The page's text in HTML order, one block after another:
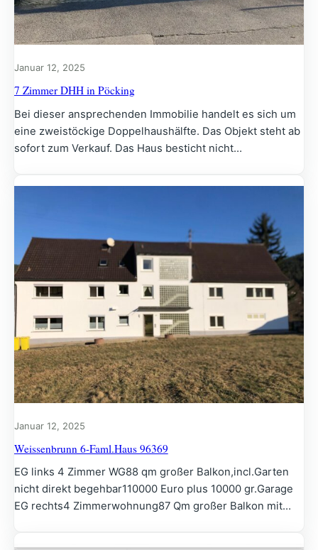
Januar 12, 2025
7 Zimmer DHH in Pöcking
Bei dieser ansprechenden Immobilie handelt es sich um
eine zweistöckige Doppelhaushälfte. Das Objekt steht ab
sofort zum Verkauf. Das Haus besticht nicht…
Januar 12, 2025
Weissenbrunn 6-Faml.Haus 96369
EG links 4 Zimmer WG88 qm großer Balkon,incl.Garten
nicht direkt begehbar110000 Euro plus 10000 gr.Garage
EG rechts4 Zimmerwohnung87 Qm großer Balkon mit…